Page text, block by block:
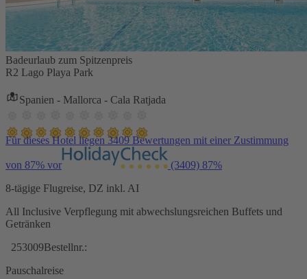
Badeurlaub zum Spitzenpreis
R2 Lago Playa Park
Spanien - Mallorca - Cala Ratjada
Für dieses Hotel liegen 3409 Bewertungen mit einer Zustimmung
von 87% vor (3409) 87%
8-tägige Flugreise, DZ inkl. AI
All Inclusive Verpflegung mit abwechslungsreichen Buffets und
Getränken
253009Bestellnr.:
Pauschalreise